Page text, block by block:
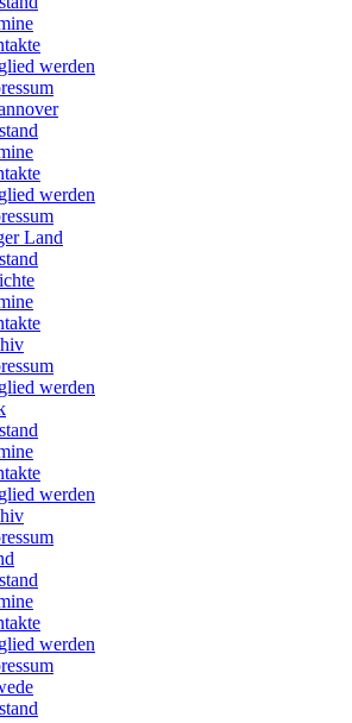
werden
werden
Land
werden
werden
werden